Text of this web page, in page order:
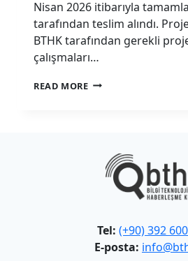
Nisan 2026 itibarıyla
tarafından teslim alındı.
BTHK tarafından gerekli
çalışmaları…
READ MOREBTHK
Tel: (+90) 392
E-posta: